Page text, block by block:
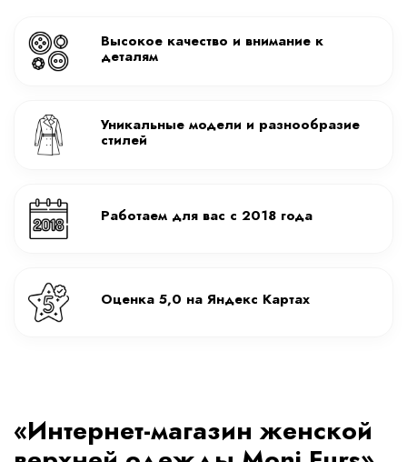
Высокое качество и внимание к
деталям
Уникальные модели и разнообразие
стилей
Работаем для вас с 2018 года
Оценка 5,0 на Яндекс Картах
«Интернет-магазин женской